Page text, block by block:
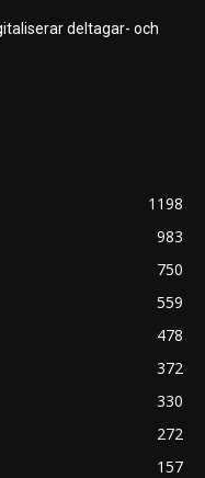
deltagar- och
1198
983
750
559
478
372
330
272
157